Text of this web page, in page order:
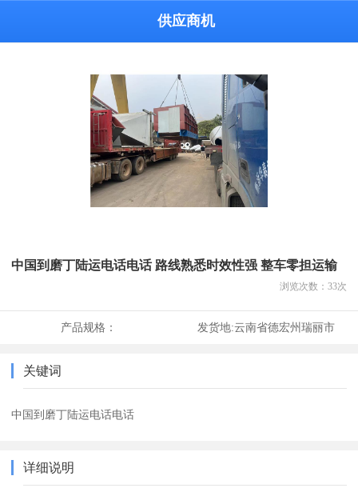
供应商机
中国到磨丁陆运电话电话 路线熟悉时效性强 整车零担运输
浏览次数： 33次
产品规格： 发货地:云南省德宏州瑞丽市
关键词
中国到磨丁陆运电话电话
详细说明